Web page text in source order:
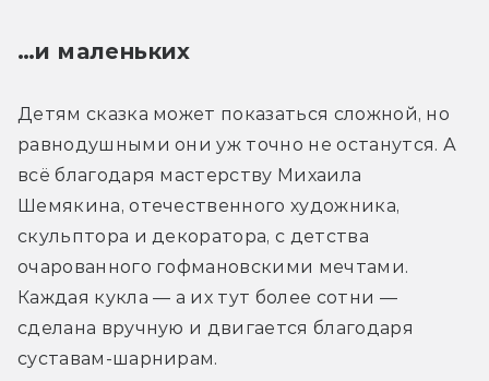
…и маленьких
Детям сказка может показаться сложной, но
равнодушными они уж точно не останутся. А
всё благодаря мастерству Михаила
Шемякина, отечественного художника,
скульптора и декоратора, с детства
очарованного гофмановскими мечтами.
Каждая кукла — а их тут более сотни —
сделана вручную и двигается благодаря
суставам-шарнирам.